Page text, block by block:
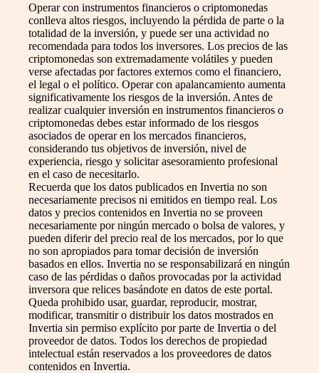
Operar con instrumentos financieros o criptomonedas
conlleva altos riesgos, incluyendo la pérdida de parte o la
totalidad de la inversión, y puede ser una actividad no
recomendada para todos los inversores. Los precios de las
criptomonedas son extremadamente volátiles y pueden
verse afectadas por factores externos como el financiero,
el legal o el político. Operar con apalancamiento aumenta
significativamente los riesgos de la inversión. Antes de
realizar cualquier inversión en instrumentos financieros o
criptomonedas debes estar informado de los riesgos
asociados de operar en los mercados financieros,
considerando tus objetivos de inversión, nivel de
experiencia, riesgo y solicitar asesoramiento profesional
en el caso de necesitarlo.
Recuerda que los datos publicados en Invertia no son
necesariamente precisos ni emitidos en tiempo real. Los
datos y precios contenidos en Invertia no se proveen
necesariamente por ningún mercado o bolsa de valores, y
pueden diferir del precio real de los mercados, por lo que
no son apropiados para tomar decisión de inversión
basados en ellos. Invertia no se responsabilizará en ningún
caso de las pérdidas o daños provocadas por la actividad
inversora que relices basándote en datos de este portal.
Queda prohibido usar, guardar, reproducir, mostrar,
modificar, transmitir o distribuir los datos mostrados en
Invertia sin permiso explícito por parte de Invertia o del
proveedor de datos. Todos los derechos de propiedad
intelectual están reservados a los proveedores de datos
contenidos en Invertia.